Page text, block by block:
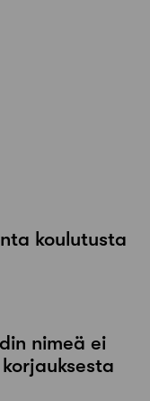
koulutusta
nimeä ei